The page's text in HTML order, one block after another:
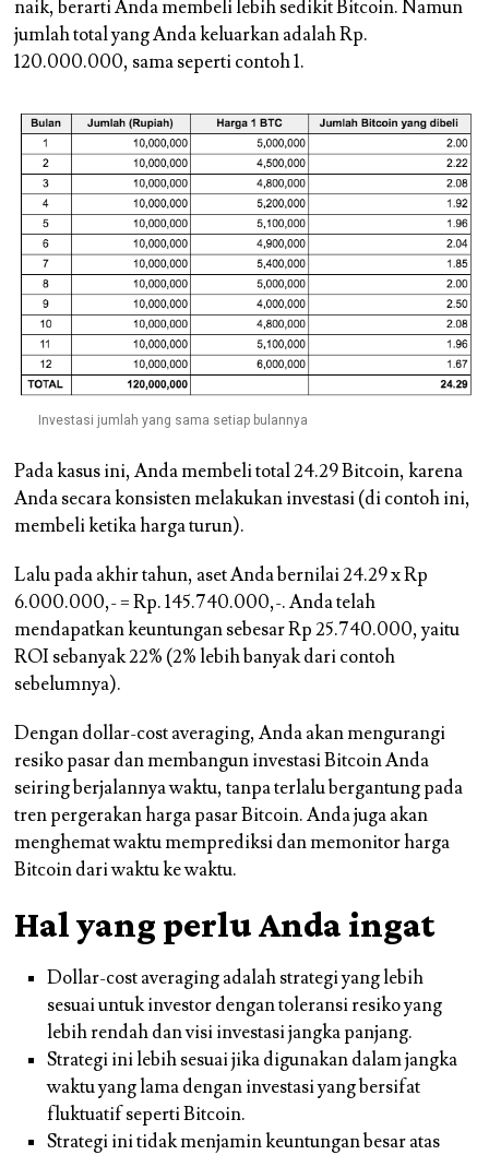
naik, berarti Anda membeli lebih sedikit Bitcoin. Namun
jumlah total yang Anda keluarkan adalah Rp.
120.000.000, sama seperti contoh 1.
Investasi jumlah yang sama setiap bulannya
Pada kasus ini, Anda membeli total 24.29 Bitcoin, karena
Anda secara konsisten melakukan investasi (di contoh ini,
membeli ketika harga turun).
Lalu pada akhir tahun, aset Anda bernilai 24.29 x Rp
6.000.000,- = Rp. 145.740.000,-. Anda telah
mendapatkan keuntungan sebesar Rp 25.740.000, yaitu
ROI sebanyak 22% (2% lebih banyak dari contoh
sebelumnya).
Dengan dollar-cost averaging, Anda akan mengurangi
resiko pasar dan membangun investasi Bitcoin Anda
seiring berjalannya waktu, tanpa terlalu bergantung pada
tren pergerakan harga pasar Bitcoin. Anda juga akan
menghemat waktu memprediksi dan memonitor harga
Bitcoin dari waktu ke waktu.
Hal yang perlu Anda ingat
Dollar-cost averaging adalah strategi yang lebih
sesuai untuk investor dengan toleransi resiko yang
lebih rendah dan visi investasi jangka panjang.
Strategi ini lebih sesuai jika digunakan dalam jangka
waktu yang lama dengan investasi yang bersifat
fluktuatif seperti Bitcoin.
Strategi ini tidak menjamin keuntungan besar atas